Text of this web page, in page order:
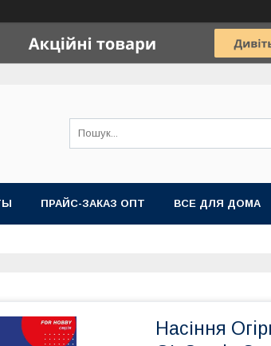
ПРАЙС-ЗАКАЗ ОПТ ВСЕ ДЛЯ ДОМА
Насіння